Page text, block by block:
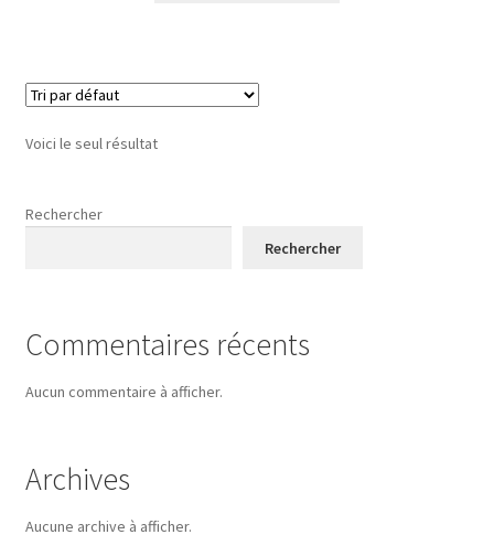
Voici le seul résultat
Rechercher
Rechercher
Commentaires récents
Aucun commentaire à afficher.
Archives
Aucune archive à afficher.